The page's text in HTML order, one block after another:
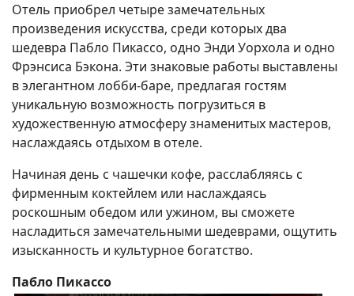
Отель приобрел четыре замечательных
произведения искусства, среди которых два
шедевра Пабло Пикассо, одно Энди Уорхола и одно
Фрэнсиса Бэкона. Эти знаковые работы выставлены
в элегантном лобби-баре, предлагая гостям
уникальную возможность погрузиться в
художественную атмосферу знаменитых мастеров,
наслаждаясь отдыхом в отеле.
Начиная день с чашечки кофе, расслабляясь с
фирменным коктейлем или наслаждаясь
роскошным обедом или ужином, вы сможете
насладиться замечательными шедеврами, ощутить
изысканность и культурное богатство.
Пабло Пикассо